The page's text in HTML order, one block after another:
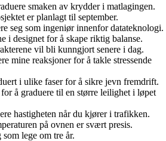
smaken av krydder i matlagingen.
er planlagt til september.
seg som ingeniør innenfor datateknologi.
i designet for å skape riktig balanse.
vil bli kunngjort senere i dag.
mine reaksjoner for å takle stressende
i ulike faser for å sikre jevn fremdrift.
for å graduere til en større leilighet i løpet
hastigheten når du kjører i trafikken.
på ovnen er svært presis.
lege om tre år.